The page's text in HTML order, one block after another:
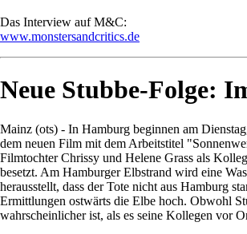
Das Interview auf M&C:
www.monstersandcritics.de
Neue Stubbe-Folge:
Mainz (ots) - In Hamburg beginnen am
dem neuen Film mit dem Arbeitstitel
Filmtochter Chrissy und Helene Grass als
besetzt. Am Hamburger Elbstrand wird eine
herausstellt, dass der Tote nicht aus Hamburg
Ermittlungen ostwärts die Elbe hoch. Obwohl
wahrscheinlicher ist, als es seine Kollegen vor